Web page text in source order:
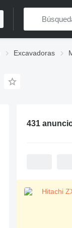
Excavadoras
431